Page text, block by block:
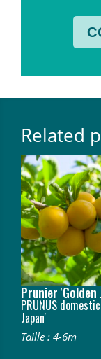
Related
Prunier 'Golden
PRUNUS
Japan'
Taille : 4-6m